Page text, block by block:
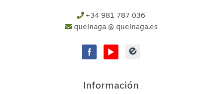
+34 981 787 036
queinaga @ queinaga.es
Información